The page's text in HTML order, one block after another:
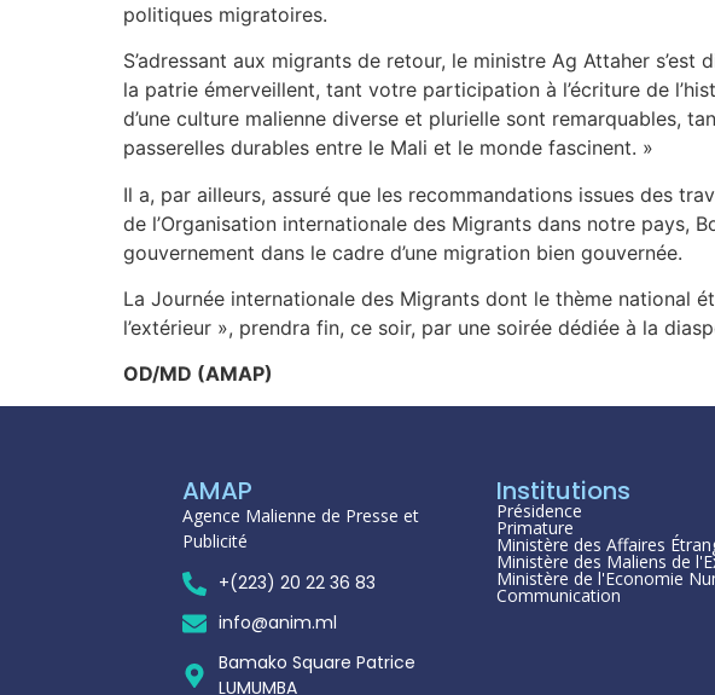
politiques migratoires.
S’adressant aux migrants de retour, le ministre Ag Attaher
la patrie émerveillent, tant votre participation à l’écriture de
d’une culture malienne diverse et plurielle sont remarquables,
passerelles durables entre le Mali et le monde fascinent. »
Il a, par ailleurs, assuré que les recommandations issues des
de l’Organisation internationale des Migrants dans notre pays,
gouvernement dans le cadre d’une migration bien gouvernée.
La Journée internationale des Migrants dont le thème national
l’extérieur », prendra fin, ce soir, par une soirée dédiée à la
OD/MD (AMAP)
AMAP
Agence Malienne de Presse et
Publicité
+(223) 20 22 36 83
info@anim.ml
Bamako Square Patrice
LUMUMBA
Institutions
Présidence
Primature
Ministère des Affaires
Ministère des Maliens de
Ministère de l'Economie
Communication